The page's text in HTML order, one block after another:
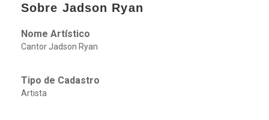
Sobre Jadson Ryan
Nome Artístico
Cantor Jadson Ryan
Tipo de Cadastro
Artista